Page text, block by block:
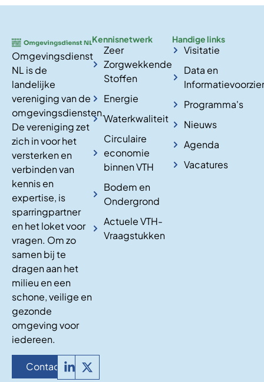
Omgevingsdienst
NL is de
landelijke
vereniging van de
omgevingsdiensten.
De vereniging zet
zich in voor het
versterken en
verbinden van
kennis en
expertise, is
sparringpartner
en het loket voor
vragen. Om zo
samen bij te
dragen aan het
milieu en een
schone, veilige en
gezonde
omgeving voor
iedereen.
Contact
Kennisnetwerk
Zeer
Zorgwekkende
Stoffen
Energie
Waterkwaliteit
Circulaire
economie
binnen VTH
Bodem en
Ondergrond
Actuele VTH-
Vraagstukken
Handige links
Visitatie
Data en
Programma's
Nieuws
Agenda
Vacatures